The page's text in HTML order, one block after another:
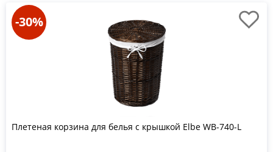
-30%
Плетеная корзина для белья с крышкой Еlbe WB-740-L